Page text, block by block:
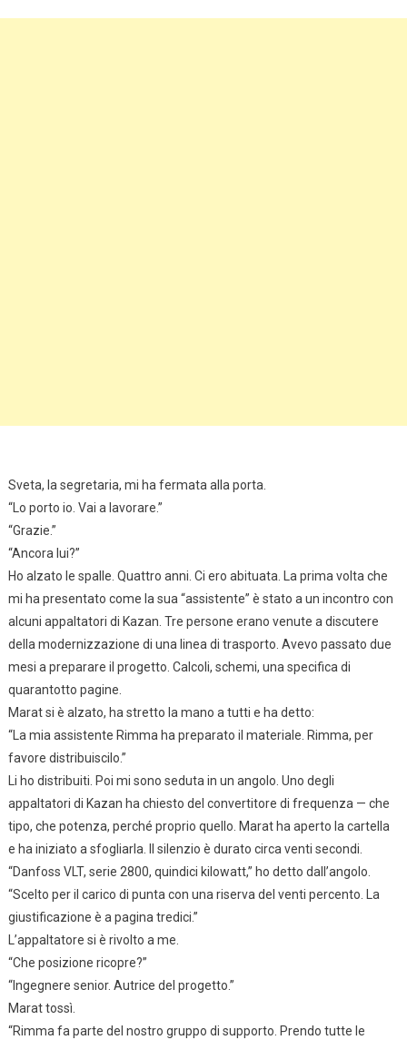
Sveta, la segretaria, mi ha fermata alla porta.
“Lo porto io. Vai a lavorare.”
“Grazie.”
“Ancora lui?”
Ho alzato le spalle. Quattro anni. Ci ero abituata. La prima volta che
mi ha presentato come la sua “assistente” è stato a un incontro con
alcuni appaltatori di Kazan. Tre persone erano venute a discutere
della modernizzazione di una linea di trasporto. Avevo passato due
mesi a preparare il progetto. Calcoli, schemi, una specifica di
quarantotto pagine.
Marat si è alzato, ha stretto la mano a tutti e ha detto:
“La mia assistente Rimma ha preparato il materiale. Rimma, per
favore distribuiscilo.”
Li ho distribuiti. Poi mi sono seduta in un angolo. Uno degli
appaltatori di Kazan ha chiesto del convertitore di frequenza — che
tipo, che potenza, perché proprio quello. Marat ha aperto la cartella
e ha iniziato a sfogliarla. Il silenzio è durato circa venti secondi.
“Danfoss VLT, serie 2800, quindici kilowatt,” ho detto dall’angolo.
“Scelto per il carico di punta con una riserva del venti percento. La
giustificazione è a pagina tredici.”
L’appaltatore si è rivolto a me.
“Che posizione ricopre?”
“Ingegnere senior. Autrice del progetto.”
Marat tossì.
“Rimma fa parte del nostro gruppo di supporto. Prendo tutte le